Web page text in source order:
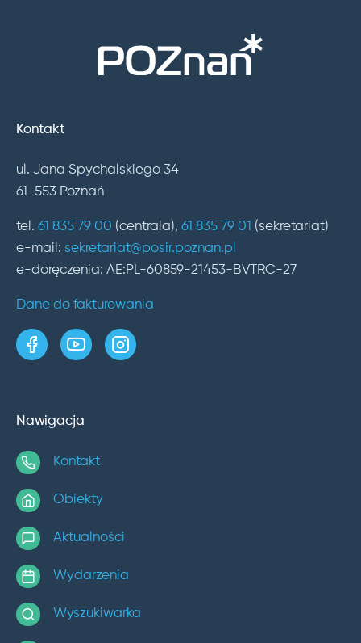
Kontakt
ul. Jana Spychalskiego 34
61-553 Poznań
tel. 61 835 79 00 (centrala), 61 835 79 01 (sekretariat)
e-mail: sekretariat@posir.poznan.pl
e-doręczenia: AE:PL-60859-21453-BVTRC-27
Dane do fakturowania
strona w serwisie Facebook
kanał w serwisie YouTube
profil w serwisie Instagram
Nawigacja
Kontakt
Obiekty
Aktualności
Wydarzenia
Wyszukiwarka